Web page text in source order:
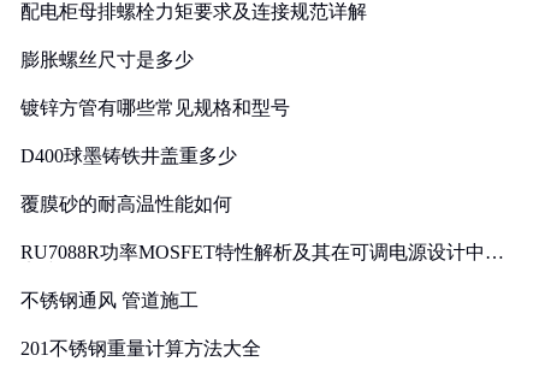
配电柜母排螺栓力矩要求及连接规范详解
膨胀螺丝尺寸是多少
镀锌方管有哪些常见规格和型号
D400球墨铸铁井盖重多少
覆膜砂的耐高温性能如何
RU7088R功率MOSFET特性解析及其在可调电源设计中的
不锈钢通风 管道施工
201不锈钢重量计算方法大全